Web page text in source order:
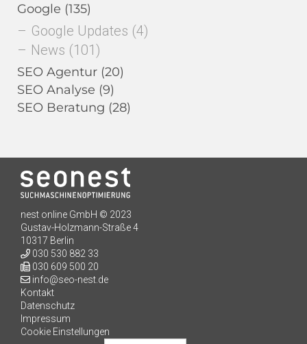
Google (135)
Google Updates (4)
News (101)
SEO Agentur (20)
SEO Analyse (9)
SEO Beratung (28)
nest online GmbH © 2023
Gustav-Holzmann-Straße 4
10317 Berlin
030 530 882 33
030 609 500 20
info@seo-nest.de
Kontakt
Datenschutz
Impressum
Cookie Einstellungen
SEHR GUT